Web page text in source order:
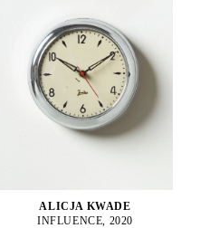
ALICJA KWADE
INFLUENCE, 2020